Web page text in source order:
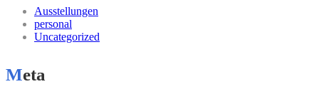
Ausstellungen
personal
Uncategorized
Meta